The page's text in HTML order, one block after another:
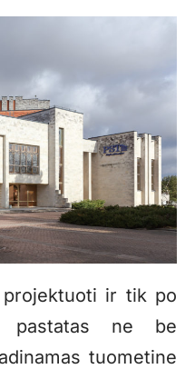
projektuoti ir tik po
pastatas ne be
tuometine